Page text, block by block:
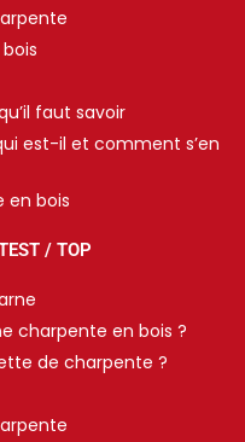
faut savoir
est-il et comment s’en
en bois
/ TOP
charpente en bois ?
de charpente ?